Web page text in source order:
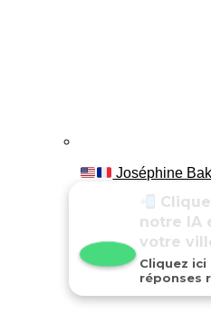
Joséphine
Une
toutes
Cliquez
réponses